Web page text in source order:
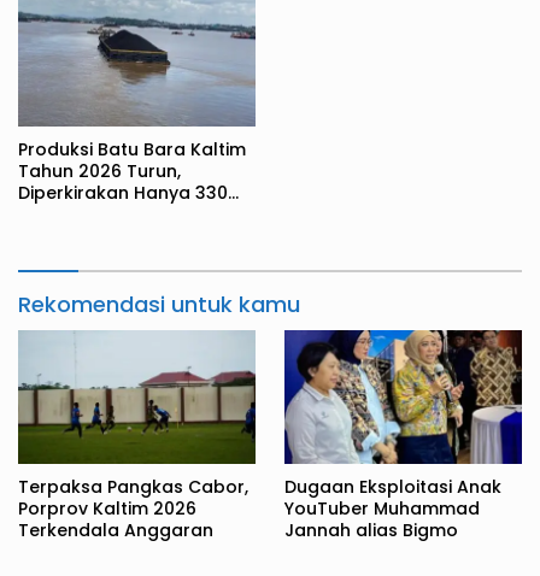
Produksi Batu Bara Kaltim
Tahun 2026 Turun,
Diperkirakan Hanya 330
Rekomendasi untuk kamu
Terpaksa Pangkas Cabor,
Porprov Kaltim 2026
Terkendala Anggaran
Dugaan Eksploitasi Anak
YouTuber Muhammad
Jannah alias Bigmo